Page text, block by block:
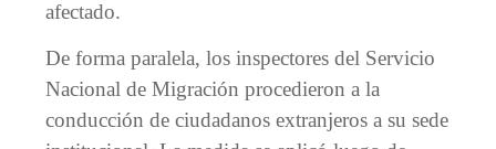
afectado.
De forma paralela, los inspectores del Servicio
Nacional de Migración procedieron a la
conducción de ciudadanos extranjeros a su sede